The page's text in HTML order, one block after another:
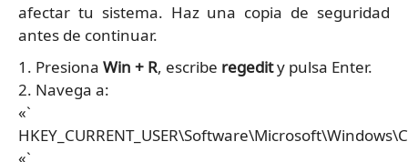
afectar tu sistema. Haz una copia de seguridad
antes de continuar.
1. Presiona Win + R, escribe regedity pulsa Enter.
2. Navega a:
«`